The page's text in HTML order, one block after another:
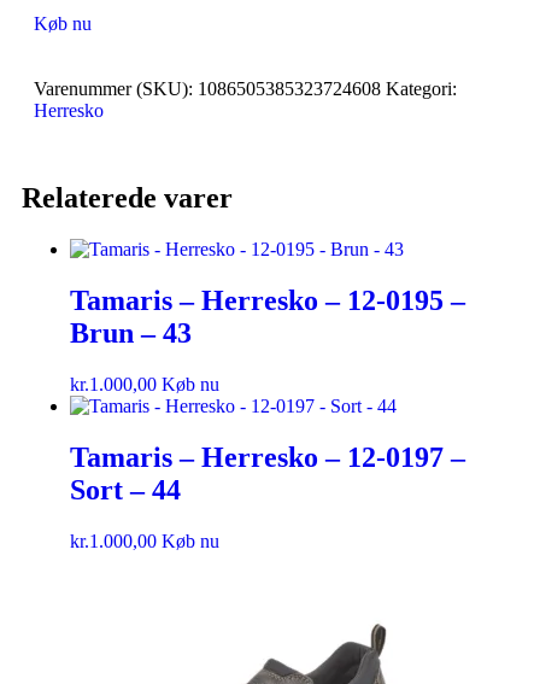
Køb nu
Varenummer (SKU): 1086505385323724608 Kategori:
Herresko
Relaterede varer
Tamaris – Herresko – 12-0195 –
Brun – 43
kr.1.000,00 Køb nu
Tamaris – Herresko – 12-0197 –
Sort – 44
kr.1.000,00 Køb nu